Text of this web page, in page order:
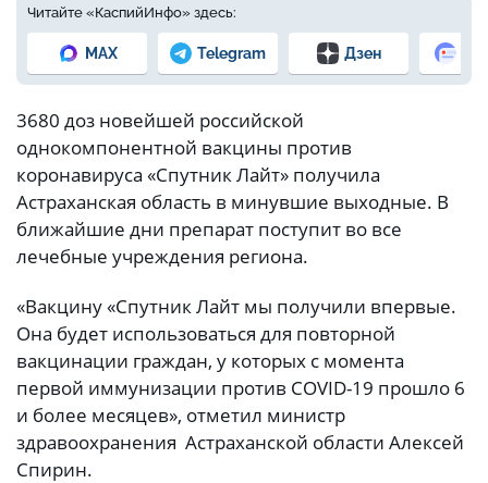
Читайте «КаспийИнфо» здесь:
MAX Telegram Дзен
3680 доз новейшей российской
однокомпонентной вакцины против
коронавируса «Спутник Лайт» получила
Астраханская область в минувшие выходные. В
ближайшие дни препарат поступит во все
лечебные учреждения региона.
«Вакцину «Спутник Лайт мы получили впервые.
Она будет использоваться для повторной
вакцинации граждан, у которых с момента
первой иммунизации против COVID-19 прошло 6
и более месяцев», отметил министр
здравоохранения Астраханской области Алексей
Спирин.